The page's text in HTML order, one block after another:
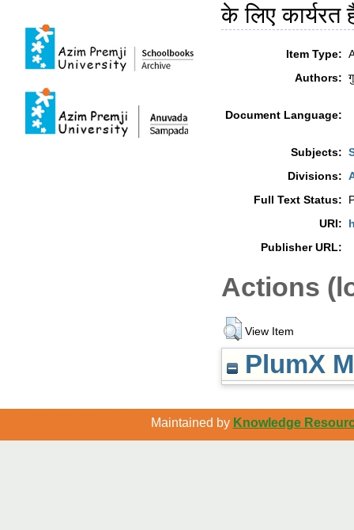
के लिए कार्यरत
Item Type:
Authors:
Document Language:
Subjects:
Divisions:
Full Text Status:
URI:
Publisher URL:
Actions
View Item
PlumX
Maintained by Knowledge